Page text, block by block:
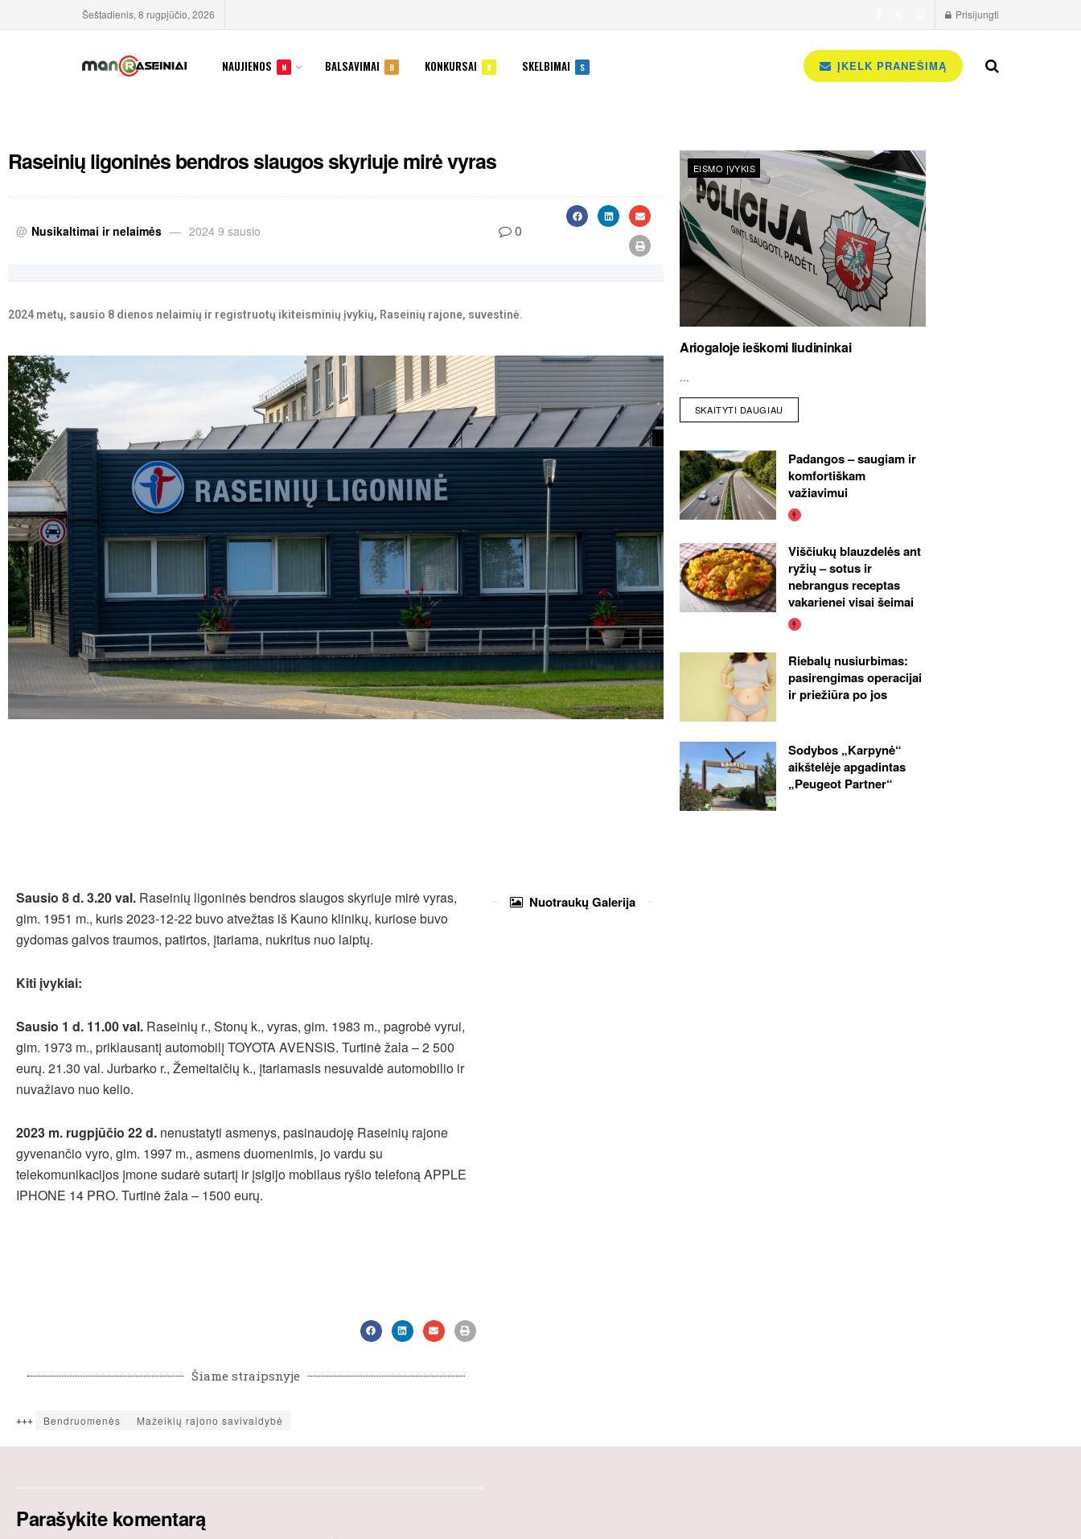
Šeštadienis, 8 rugpjūčio, 2026 Prisijungti
NAUJIENOS N BALSAVIMAI B KONKURSAI K SKELBIMAI S ĮKELK PRANEŠIMĄ
Raseinių ligoninės bendros slaugos skyriuje mirė vyras
@ Nusikaltimai ir nelaimės 2024 9 sausio 0
2024 metų, sausio 8 dienos nelaimių ir registruotų ikiteisminių įvykių, Raseinių rajone, suvestinė.
EISMO ĮVYKIS
Ariogaloje ieškomi liudininkai
...
SKAITYTI DAUGIAU
Padangos – saugiam ir
komfortiškam
važiavimui
Viščiukų blauzdelės ant
ryžių – sotus ir
nebrangus receptas
vakarienei visai šeimai
Riebalų nusiurbimas:
pasirengimas operacijai
ir priežiūra po jos
Sodybos „Karpynė“
aikštelėje apgadintas
„Peugeot Partner“
Sausio 8 d. 3.20 val. Raseinių ligoninės bendros slaugos skyriuje mirė vyras,
gim. 1951 m., kuris 2023-12-22 buvo atvežtas iš Kauno klinikų, kuriose buvo
gydomas galvos traumos, patirtos, įtariama, nukritus nuo laiptų.
Kiti įvykiai:
Sausio 1 d. 11.00 val. Raseinių r., Stonų k., vyras, gim. 1983 m., pagrobė vyrui,
gim. 1973 m., priklausantį automobilį TOYOTA AVENSIS. Turtinė žala – 2 500
eurų. 21.30 val. Jurbarko r., Žemeitaičių k., įtariamasis nesuvaldė automobilio ir
nuvažiavo nuo kelio.
2023 m. rugpjūčio 22 d. nenustatyti asmenys, pasinaudoję Raseinių rajone
gyvenančio vyro, gim. 1997 m., asmens duomenimis, jo vardu su
telekomunikacijos įmone sudarė sutartį ir įsigijo mobilaus ryšio telefoną APPLE
IPHONE 14 PRO. Turtinė žala – 1500 eurų.
Šiame straipsnyje
+++ Bendruomenės Mažeikių rajono savivaldybė
NuotraukųGalerija
Parašykite komentarą